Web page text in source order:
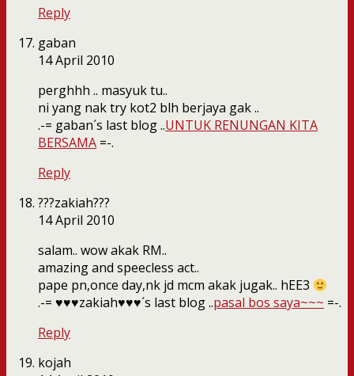
Reply
gaban
14 April 2010
perghhh .. masyuk tu..
ni yang nak try kot2 blh berjaya gak ..
.-= gaban´s last blog ..UNTUK RENUNGAN KITA
BERSAMA =-.
Reply
???zakiah???
14 April 2010
salam.. wow akak RM..
amazing and speecless act..
pape pn,once day,nk jd mcm akak jugak.. hEE3
.-= ♥♥♥zakiah♥♥♥´s last blog ..pasal bos saya~~~ =-.
Reply
kojah